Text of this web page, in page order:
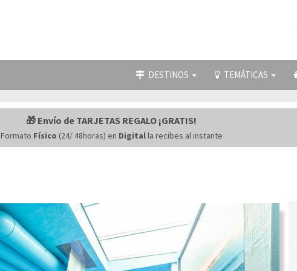
DESTINOS TEMÁTICAS
🎁 Envío de TARJETAS REGALO ¡GRATIS!
Formato Físico (24/ 48horas) en Digitalla recibes al instante